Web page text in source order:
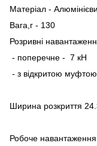
Матеріал -
Вага,г - 130
Розривні
- поперечне - 7 кН
- з відкритою
Ширина розкриття
Робоче